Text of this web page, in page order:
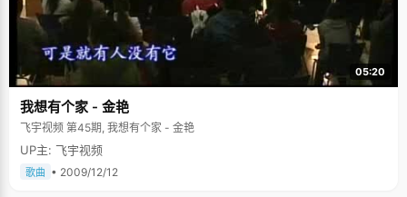
05:20
我想有个家 - 金艳
飞宇视频 第45期, 我想有个家 - 金艳
UP主: 飞宇视频
歌曲 • 2009/12/12